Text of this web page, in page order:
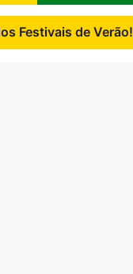
Festivais de Verão!